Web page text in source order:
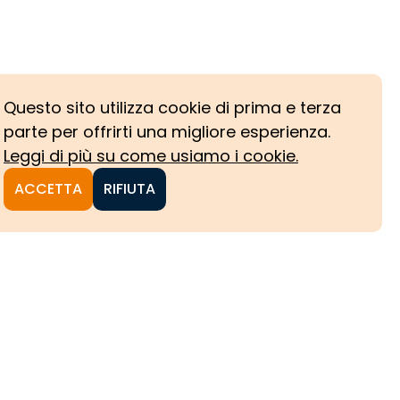
Questo sito utilizza cookie di prima e terza
parte per offrirti una migliore esperienza.
Leggi di più su come usiamo i cookie.
ACCETTA RIFIUTA